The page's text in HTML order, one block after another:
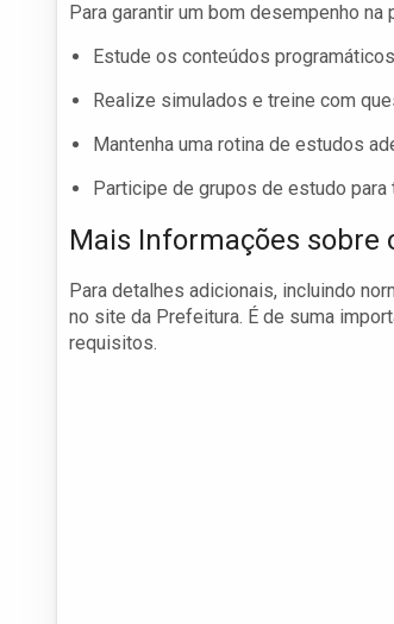
Para garantir um bom desempenho
Estude os conteúdos
Realize simulados e treine com
Mantenha uma rotina de estudos
Participe de grupos de estudo
Mais Informações sobre
Para detalhes adicionais, incluindo
no site da Prefeitura. É de suma
requisitos.